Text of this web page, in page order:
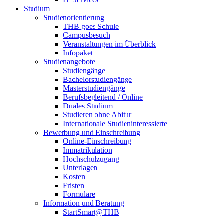
Studium
Studienorientierung
THB goes Schule
Campusbesuch
Veranstaltungen im Überblick
Infopaket
Studienangebote
Studiengänge
Bachelorstudiengänge
Masterstudiengänge
Berufsbegleitend / Online
Duales Studium
Studieren ohne Abitur
Internationale Studieninteressierte
Bewerbung und Einschreibung
Online-Einschreibung
Immatrikulation
Hochschulzugang
Unterlagen
Kosten
Fristen
Formulare
Information und Beratung
StartSmart@THB